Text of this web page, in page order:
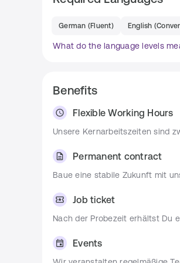
Mehrjährige Erfahrung
Fundierte Kenntnisse in
Erfahrung mit verteilten
Cassandra)
Deutsch C1, Englisch
Team
auf eine Office-First-Kultur, die
der Geschäftsleitung
offener Feedbackkultur und
German (Fluent) English (
What do the language levels
Benefits
Flexible Working Hours
Unsere Kernarbeitszeiten sind
Permanent contract
Baue eine stabile Zukunft mit
Job ticket
Nach der Probezeit erhältst Du
Events